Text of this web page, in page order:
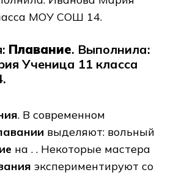
МОУ СОШ 14.
Плавание. Выполнила:
Ученица 11 класса
. В современном
выделяют: вольный
на . . Некоторые мастера
экспериментируют со